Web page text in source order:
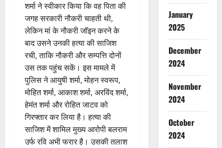
शर्मा ने स्वीकार किया कि वह पिता की
जगह सरकारी नौकरी चाहती थी,
लेकिन मां के नौकरी जॉइन करने के
बाद उसने उनकी हत्या की साजिश
रची, ताकि नौकरी और सम्पत्ति दोनों
उस तक पहुंच सकें। इस मामले में
पुलिस ने आयुषी शर्मा, मोहन स्वरूप,
मोहित शर्मा, आकाश शर्मा, अरविंद शर्मा,
हेमंत शर्मा और रोहित जाटव को
गिरफ्तार कर लिया है। हत्या की
साजिश में शामिल मुख्य आरोपी बलराम
उर्फ रवि अभी फरार है। उसकी तलाश
January
2025
December
2024
November
2024
October
2024